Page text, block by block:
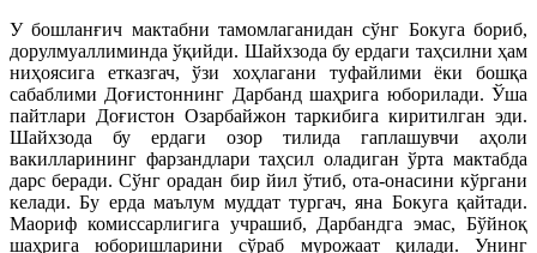
У бошланғич мактабни тамомлаганидан сўнг Бокуга бориб,
дорулмуаллиминда ўқийди. Шайхзода бу ердаги таҳсилни ҳам
ниҳоясига етказгач, ўзи хоҳлагани туфайлими ёки бошқа
сабаблими Доғистоннинг Дарбанд шаҳрига юборилади. Ўша
пайтлари Доғистон Озарбайжон таркибига киритилган эди.
Шайхзода бу ердаги озор тилида гаплашувчи аҳоли
вакилларининг фарзандлари таҳсил оладиган ўрта мактабда
дарс беради. Сўнг орадан бир йил ўтиб, ота-онасини кўргани
келади. Бу ерда маълум муддат тургач, яна Бокуга қайтади.
Маориф комиссарлигига учрашиб, Дарбандга эмас, Бўйноқ
шаҳрига юборишларини сўраб мурожаат қилади. Унинг